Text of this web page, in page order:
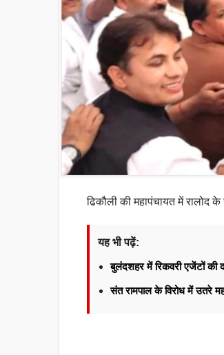
ढिकौली की महापंचायत में रालोद
यह भी पढ़ें:
बुलंदशहर में रिकवरी एजेंटों की
संत रामपाल के विरोध में उतरे